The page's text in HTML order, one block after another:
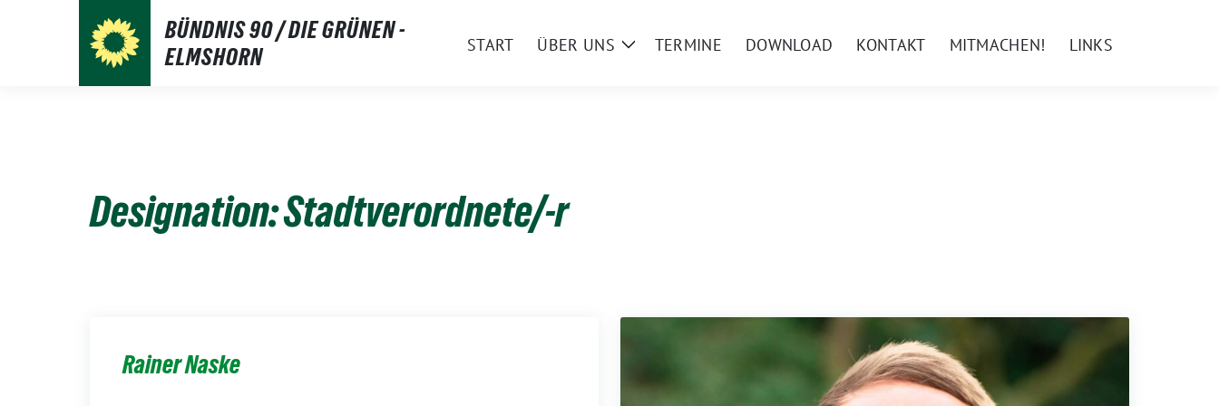
BÜNDNIS 90 / DIE GRÜNEN -
ELMSHORN
START ÜBER UNS
ZeigeTERMINE DOWNLOAD KONTAKT MITMACHEN! LINKS
Designation:Stadtverordnete/-r
Rainer Naske